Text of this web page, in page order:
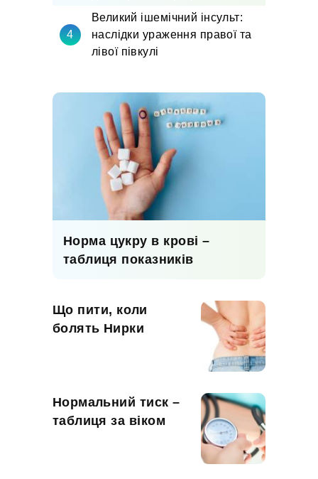
Великий ішемічний інсульт:
наслідки ураження правої та
лівої півкулі
Норма цукру в крові –
таблиця показників
Що пити, коли
болять Нирки
Нормальний тиск –
таблиця за віком